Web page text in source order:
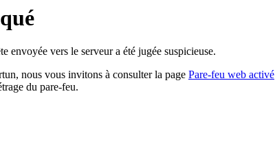
envoyée vers le serveur a été jugée suspicieuse.
nous vous invitons à consulter la page Pare-feu web activé
du pare-feu.